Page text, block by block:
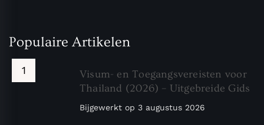
Populaire Artikelen
Visum- en Toegangsvereisten voor
Thailand (2026) – Uitgebreide Gids
Bijgewerkt op 3 augustus 2026